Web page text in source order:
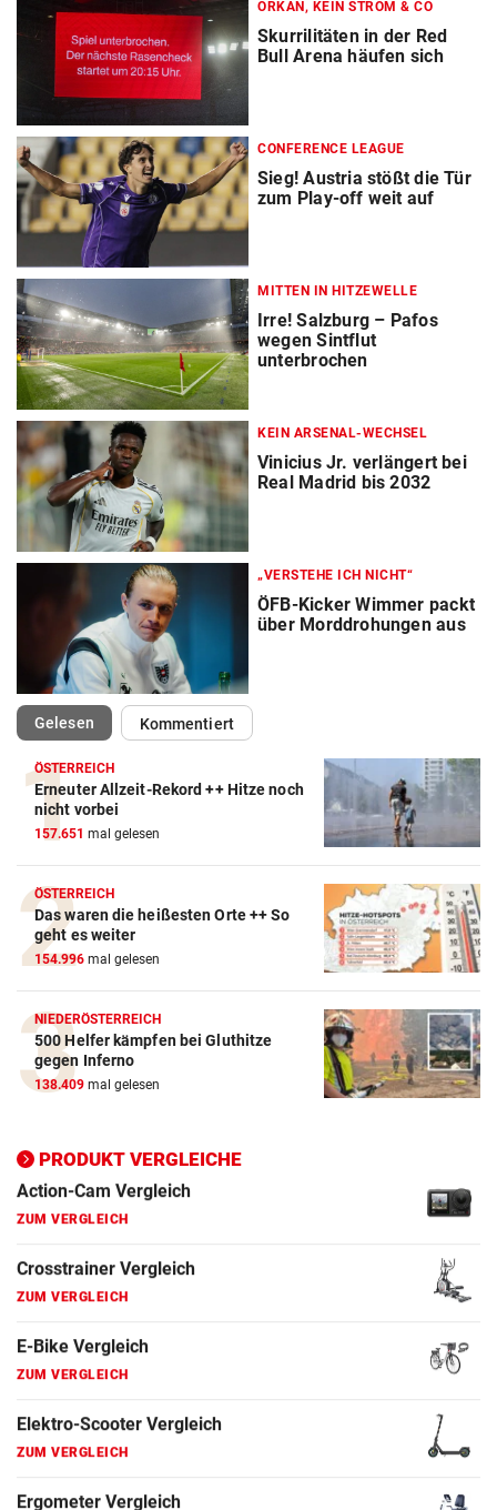
ORKAN, KEIN STROM & CO
Skurrilitäten in der Red
Bull Arena häufen sich
CONFERENCE LEAGUE
Sieg! Austria stößt die Tür
zum Play-off weit auf
MITTEN IN HITZEWELLE
Irre! Salzburg – Pafos
wegen Sintflut
unterbrochen
KEIN ARSENAL-WECHSEL
Vinicius Jr. verlängert bei
Real Madrid bis 2032
„VERSTEHE ICH NICHT“
ÖFB-Kicker Wimmer packt
über Morddrohungen aus
Gelesen(ausgewählt)Kommentiert
ÖSTERREICH
Erneuter Allzeit-Rekord ++ Hitze noch
nicht vorbei
157.651 mal gelesen
ÖSTERREICH
Das waren die heißesten Orte ++ So
geht es weiter
154.996 mal gelesen
NIEDERÖSTERREICH
500 Helfer kämpfen bei Gluthitze
gegen Inferno
138.409 mal gelesen
PRODUKT VERGLEICHE
Action-Cam Vergleich
ZUM VERGLEICH
E-Bike Vergleich
ZUM VERGLEICH
ZUM VERGLEICH
Ergometer Vergleich
Fahrrad Test
Fahrradanhänger Vergleich
Faszienrolle Vergleich